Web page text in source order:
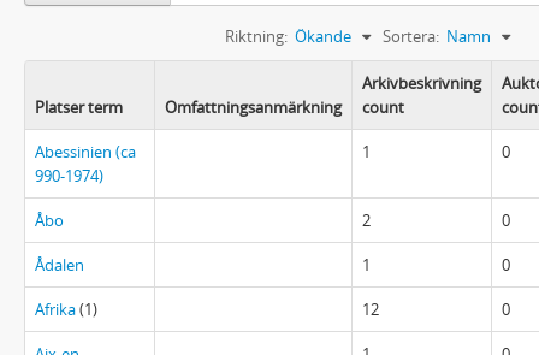
Sortera: Namn
Riktning: Ökande
Platser term Omfattningsanmärkning
Arkivbeskrivning
count
Abessinien (ca
990-1974)
1 0
Åbo 2 0
Ådalen 1 0
Afrika(1) 12 0